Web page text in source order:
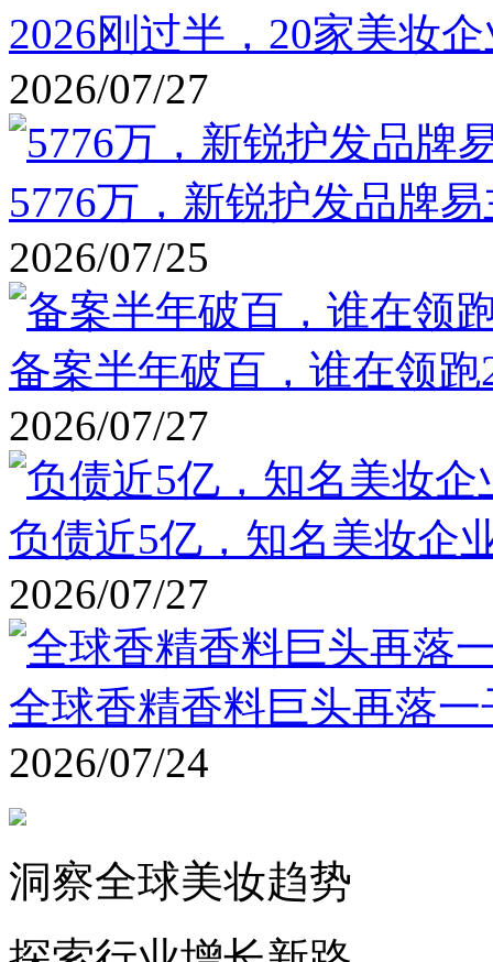
2026刚过半，20家美妆
2026/07/27
5776万，新锐护发品牌
2026/07/25
备案半年破百，谁在领跑
2026/07/27
负债近5亿，知名美妆企
2026/07/27
全球香精香料巨头再落一
2026/07/24
洞察全球美妆趋势